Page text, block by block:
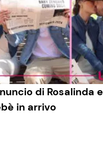
di Rosalinda e
in arrivo